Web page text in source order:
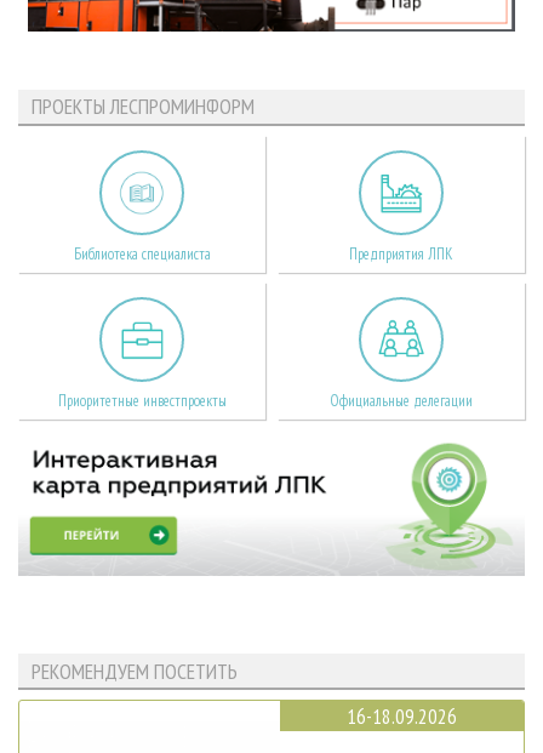
ПРОЕКТЫ ЛЕСПРОМИНФОРМ
Библиотека специалиста Предприятия ЛПК
Приоритетные инвестпроекты Официальные делегации
РЕКОМЕНДУЕМ ПОСЕТИТЬ
16-18.09.2026